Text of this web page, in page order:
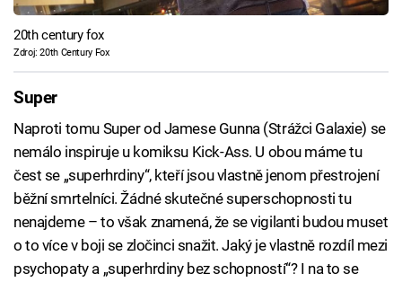
20th century fox
Zdroj: 20th Century Fox
Super
Naproti tomu Super od Jamese Gunna (Strážci Galaxie) se
nemálo inspiruje u komiksu Kick-Ass. U obou máme tu
čest se „superhrdiny“, kteří jsou vlastně jenom přestrojení
běžní smrtelníci. Žádné skutečné superschopnosti tu
nenajdeme – to však znamená, že se vigilanti budou muset
o to více v boji se zločinci snažit. Jaký je vlastně rozdíl mezi
psychopaty a „superhrdiny bez schopností“? I na to se